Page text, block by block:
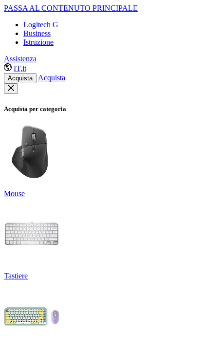
PASSA AL CONTENUTO PRINCIPALE
Logitech G
Business
Istruzione
Assistenza
IT,it
Acquista Acquista
Acquista per categoria
Mouse
Tastiere